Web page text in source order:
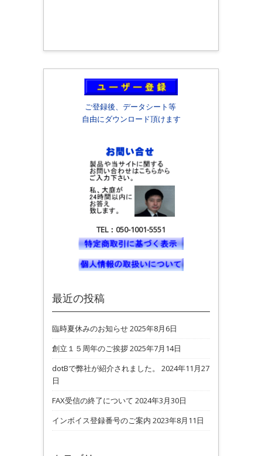
ご登録後、データシート等
自由にダウンロード頂けます
TEL：050-1001-5551
最近の投稿
臨時夏休みのお知らせ2025年8月6日
創立１５周年のご挨拶2025年7月14日
dotBで弊社が紹介されました。
2024年11月27
日
FAX受信の終了について 2024年3月30日
インボイス登録番号のご案内 2023年8月11日